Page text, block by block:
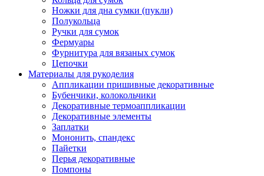
Ножки для дна сумки (пукли)
Полукольца
Ручки для сумок
Фермуары
Фурнитура для вязаных сумок
Цепочки
Материалы для рукоделия
Аппликации пришивные декоративные
Бубенчики, колокольчики
Декоративные термоаппликации
Декоративные элементы
Заплатки
Мононить, спандекс
Пайетки
Перья декоративные
Помпоны